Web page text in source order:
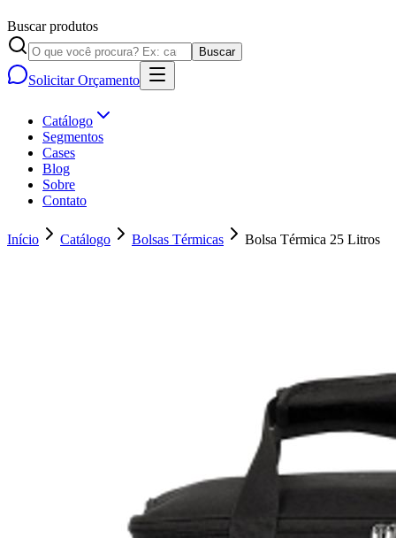
Buscar produtos
Buscar
Solicitar Orçamento
Catálogo
Segmentos
Cases
Blog
Sobre
Contato
Início Catálogo Bolsas Térmicas Bolsa Térmica 25 Litros